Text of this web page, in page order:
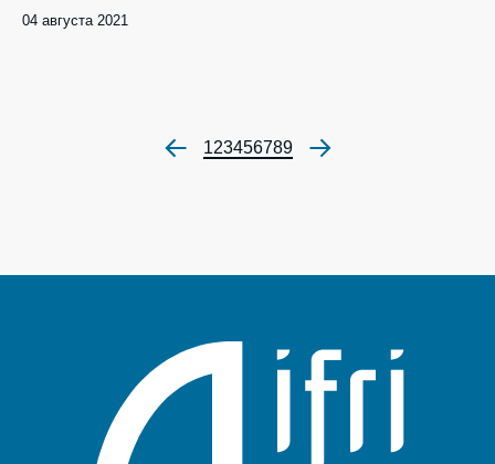
Date
04 августа 2021
Нумерация
Страница
1Страница
2Страница
3Страница
4Страница
5Страница
6Страница
7Страница
8Страница
9